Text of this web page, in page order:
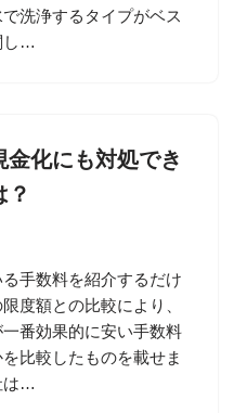
洗浄するタイプがベス
し…
化にも対処でき
？
手数料を紹介するだけ
度額との比較により、
番効果的に安い手数料
比較したものを載せま
は…